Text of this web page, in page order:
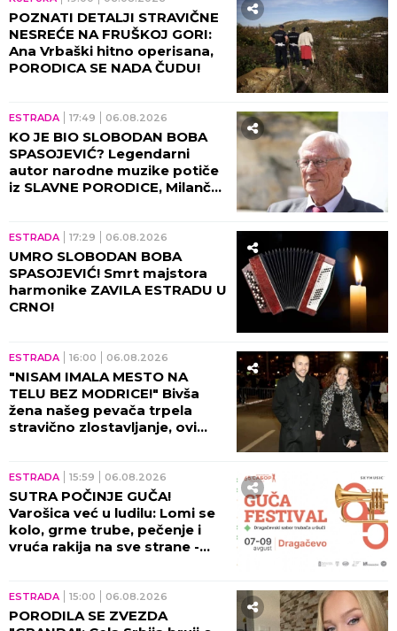
Vesna Đogani u zlatnom
miniću skočila na sto, BAKŠIŠ
PLJUŠTI NA SVE STRANE!
(VIDEO)
ESTRADA 23:57 06.08.2026
ROĐENDAN NA GROBU..."
Potresna objava Dijane Dilajn
slomila srca, POKOJNOM
BRATU UPUTILA
NAJEMOTIVNIJE REČI!
ŠOUBIZNIS 22:39 06.08.2026
VIŠEGODIŠNJE BORBE! Slavnu
influenserku (27) pokosila
RETKA PODMUKLA BOLEST,
oproštajna poruka REŽE KAO
ŽILET!
ESTRADA
ESTRADA: Nataša Bekvalac
pokazala pravo lice - usledio
ŠOK posle nastupa!
ESTRADA 21:00 06.08.2026
GUDELJA? Šuškalo se o lošim
odnosima porodice s
Anastasijom, Vanja se obratila
malom Ilijanu: AKO JE DETE
PAMETNO...
ESTRADA 20:00 06.08.2026
IZGORI..." Hitno oglašavanje
Male Cane - POŽAR GUTA SVE
PRED SOBOM!